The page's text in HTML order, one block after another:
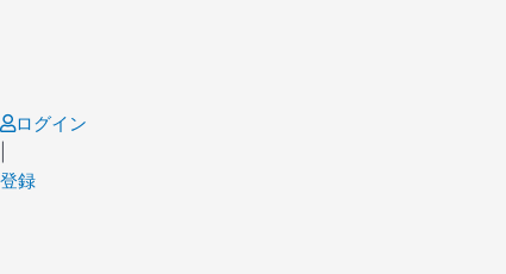
ログイン
登録